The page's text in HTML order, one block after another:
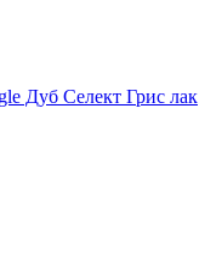
Дуб Селект Грис лак